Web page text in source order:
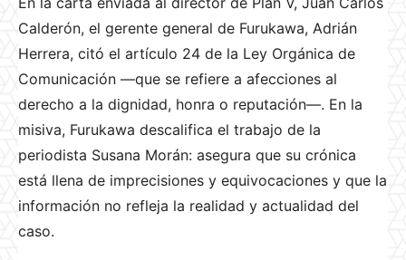
Calderón, el gerente general de Furukawa, Adrián
Herrera, citó el artículo 24 de la Ley Orgánica de
Comunicación —que se refiere a afecciones al
derecho a la dignidad, honra o reputación—. En la
misiva, Furukawa descalifica el trabajo de la
periodista Susana Morán: asegura que su crónica
está llena de imprecisiones y equivocaciones y que la
información no refleja la realidad y actualidad del
caso.